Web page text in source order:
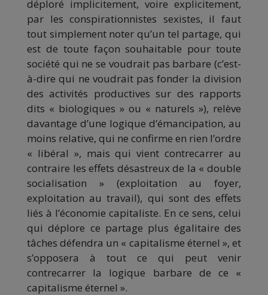
déploré implicitement, voire explicitement,
par les conspirationnistes sexistes, il faut
tout simplement noter qu’un tel partage, qui
est de toute façon souhaitable pour toute
société qui ne se voudrait pas barbare (c’est-
à-dire qui ne voudrait pas fonder la division
des activités productives sur des rapports
dits « biologiques » ou « naturels »), relève
davantage d’une logique d’émancipation, au
moins relative, qui ne confirme en rien l’ordre
« libéral », mais qui vient contrecarrer au
contraire les effets désastreux de la « double
socialisation » (exploitation au foyer,
exploitation au travail), qui sont des effets
liés à l’économie capitaliste. En ce sens, celui
qui déplore ce partage plus égalitaire des
tâches défendra un « capitalisme éternel », et
s’opposera à tout ce qui peut venir
contrecarrer la logique barbare de ce «
capitalisme éternel ».